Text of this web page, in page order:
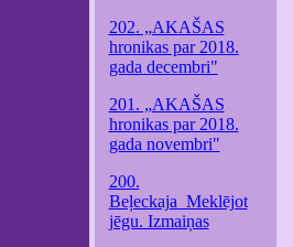
202. „AKAŠAS
hronikas par 2018.
gada decembri"
201. „AKAŠAS
hronikas par 2018.
gada novembri"
200.
Beļeckaja_Meklējot
jēgu. Izmaiņas